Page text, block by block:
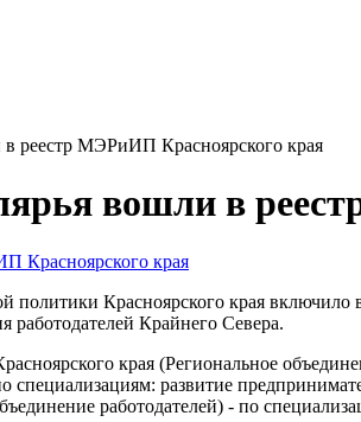
реестр МЭРиИП Красноярского края
вошли в
политики Красноярского края
работодателей Крайнего Севера.
края (Региональное
специализациям: развитие
работодателей) - по